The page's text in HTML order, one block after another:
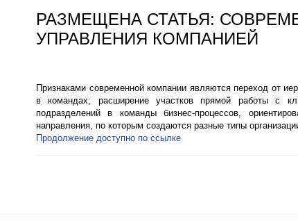
РАЗМЕЩЕНА СТАТЬЯ:
УПРАВЛЕНИЯ КОМПАНИЕЙ
Признаками современной компании являются переход от
в командах; расширение участков прямой работы с
подразделений в команды бизнес-процессов,
направления, по которым создаются разные типы
Продолжение доступно по ссылке